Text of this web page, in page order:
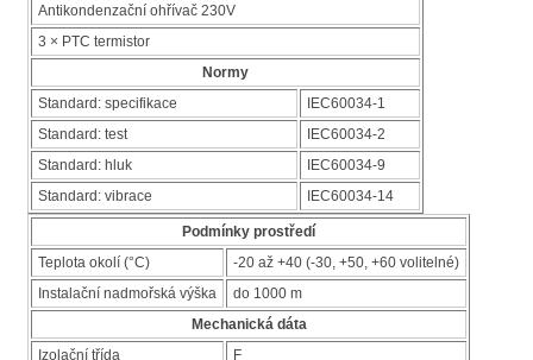
Antikondenzační ohřívač 230V
3 × PTC termistor
Normy
Standard: specifikace
IEC60034-1
Standard: test
IEC60034-2
Standard: hluk
IEC60034-9
Standard: vibrace
IEC60034-14
Podmínky prostředí
Teplota okolí (°C)
-20 až +40 (-30, +50, +60 volitelné)
Instalační nadmořská výška
do 1000 m
Mechanická dáta
Izolační třída
F